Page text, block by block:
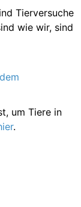
Tierversuche
wie wir, sind
um Tiere in
.